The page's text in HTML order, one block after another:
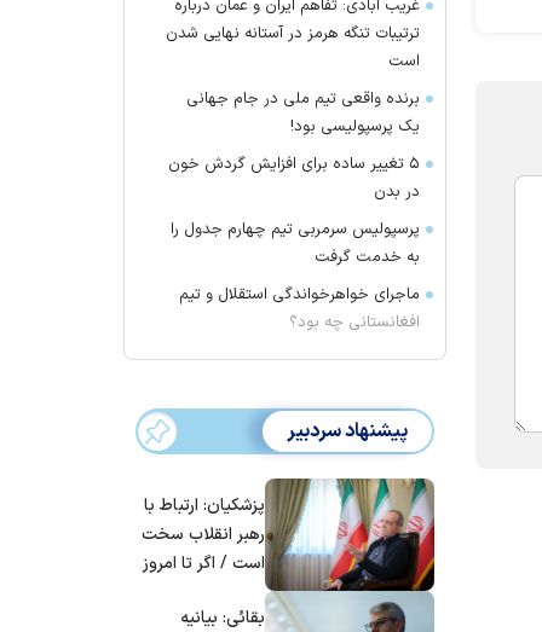
غریب آبادی: تفاهم ایران و عمان درباره
ترتیبات تنگه هرمز در آستانه نهایی شدن
است
برنده واقعی تیم ملی در جام جهانی
یک پرسپولیسی بود!
۵ تغییر ساده برای افزایش گردش خون
در بدن
پرسپولیس سرمربی تیم چهارم جدول را
به خدمت گرفت
ماجرای خواهرخواندگی استقلال و تیم
افغانستانی چه بود؟
پیشنهاد سردبیر
پزشکیان: ارتباط با
رهبر انقلاب سخت
است / اگر تا امروز
مردم ایران است
بقائی: بیانیه